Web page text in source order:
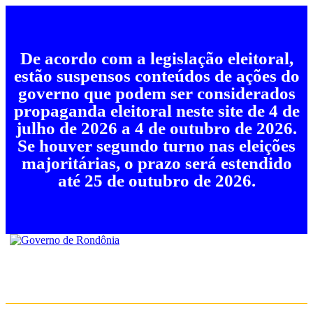
De acordo com a legislação eleitoral,
estão suspensos conteúdos de ações do
governo que podem ser considerados
propaganda eleitoral neste site de 4 de
julho de 2026 a 4 de outubro de 2026.
Se houver segundo turno nas eleições
majoritárias, o prazo será estendido
até 25 de outubro de 2026.